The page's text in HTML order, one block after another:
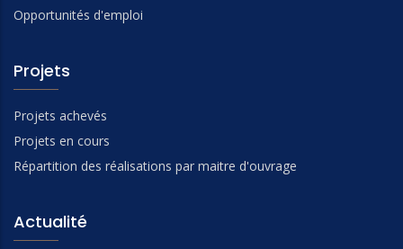
Opportunités d'emploi
Projets
Projets achevés
Projets en cours
Répartition des réalisations par maitre d'ouvrage
Actualité